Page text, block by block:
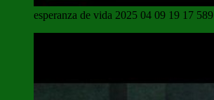
esperanza de vida 2025 04 09 19 17 589